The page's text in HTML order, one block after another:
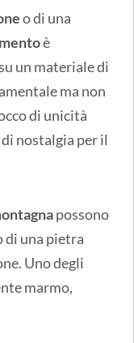
o di una
è
un materiale di
ma non
di unicità
nostalgia per il
possono
di una pietra
Uno degli
marmo,